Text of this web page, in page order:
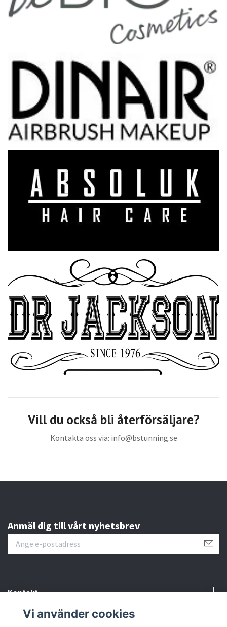
Vill du också bli återförsäljare?
Kontakta oss via: info@bstunning.se
Anmäl dig till vårt nyhetsbrev
Kontakt
Information
Vi använder cookies